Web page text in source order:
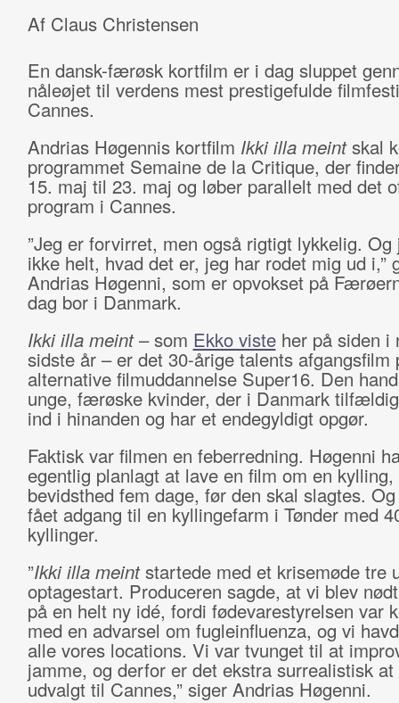
Af Claus Christensen
En dansk-færøsk kortfilm er i dag sluppet
nåleøjet til verdens mest prestigefulde
Cannes.
Andrias Høgennis kortfilm Ikki illa meintskal
programmet Semaine de la Critique, der
15. maj til 23. maj og løber parallelt med det
program i Cannes.
”Jeg er forvirret, men også rigtigt lykkelig. Og
ikke helt, hvad det er, jeg har rodet mig ud i,”
Andrias Høgenni, som er opvokset på
dag bor i Danmark.
Ikki illa meint– som Ekko visteher på siden i
sidste år – er det 30-årige talents afgangsfilm
alternative filmuddannelse Super16. Den
unge, færøske kvinder, der i Danmark
ind i hinanden og har et endegyldigt opgør.
Faktisk var filmen en feberredning. Høgenni
egentlig planlagt at lave en film om en
bevidsthed fem dage, før den skal slagtes.
fået adgang til en kyllingefarm i Tønder med
kyllinger.
”Ikki illa meint startede med et krisemøde tre
optagestart. Produceren sagde, at vi blev
på en helt ny idé, fordi fødevarestyrelsen var
med en advarsel om fugleinfluenza, og vi
alle vores locations. Vi var tvunget til at
jamme, og derfor er det ekstra surrealistisk at
udvalgt til Cannes,” siger Andrias Høgenni.